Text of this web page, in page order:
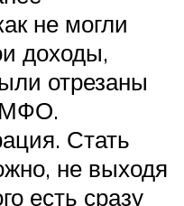
не могли
доходы,
отрезаны
МФО.
Стать
не выходя
есть сразу